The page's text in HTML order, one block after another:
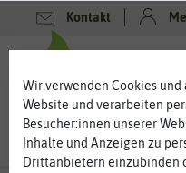
Kontakt
Wir verwenden Cookies
Website und verarbeiten
Besucher:innen unserer
Inhalte und Anzeigen zu
Drittanbietern einzubinden